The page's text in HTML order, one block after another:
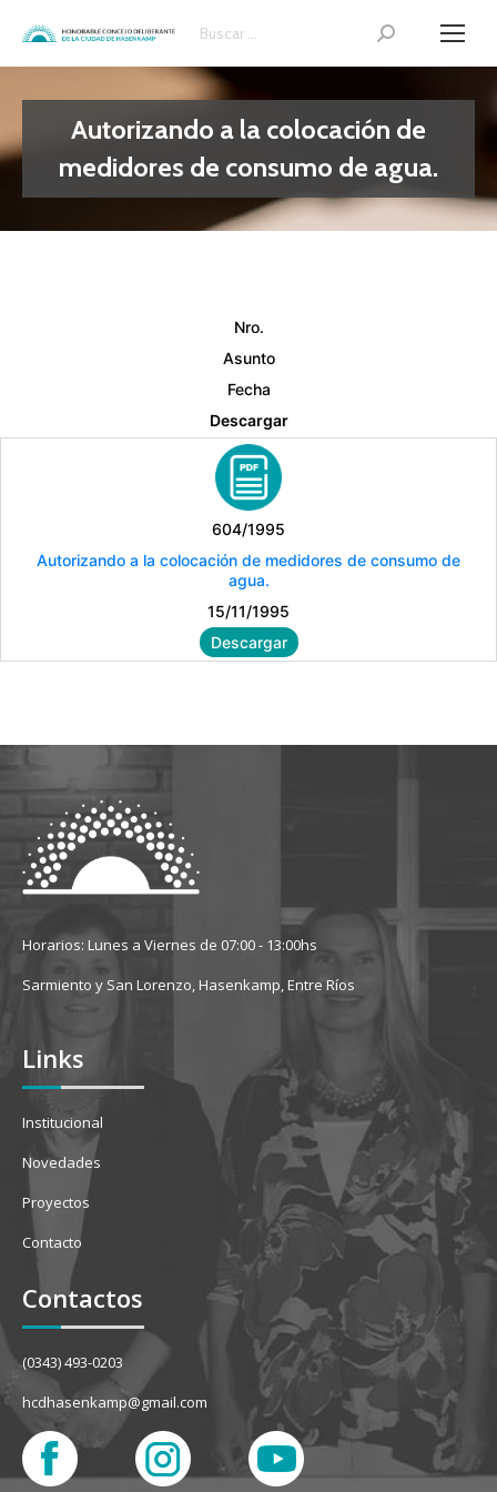
Search:
Autorizando a la colocación de
medidores de consumo de agua.
Nro.
Asunto
Fecha
Descargar
604/1995
Autorizando a la colocación de medidores de consumo de
agua.
15/11/1995
Descargar
Horarios: Lunes a Viernes de 07:00 - 13:00hs
Sarmiento y San Lorenzo, Hasenkamp, Entre Ríos
Links
Institucional
Novedades
Proyectos
Contacto
Contactos
(0343) 493-0203
hcdhasenkamp@gmail.com